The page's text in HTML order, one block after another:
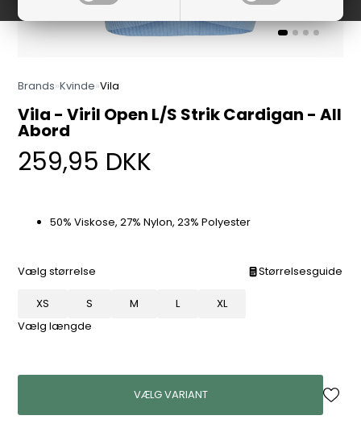
Brands»Kvinde»Vila
Vila - Viril Open L/S Strik Cardigan - All
Abord
259,95 DKK
50% Viskose, 27% Nylon, 23% Polyester
Vælg størrelse Størrelsesguide
XS S M L
XL
Vælg længde
VÆLG VARIANT